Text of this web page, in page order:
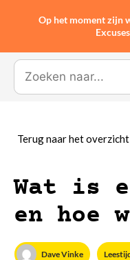
Wat is
en hoe
Dave Vinke
Op het moment zijn